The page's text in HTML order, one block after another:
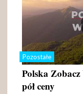
Pozostałe
Polska Zobacz
pół ceny